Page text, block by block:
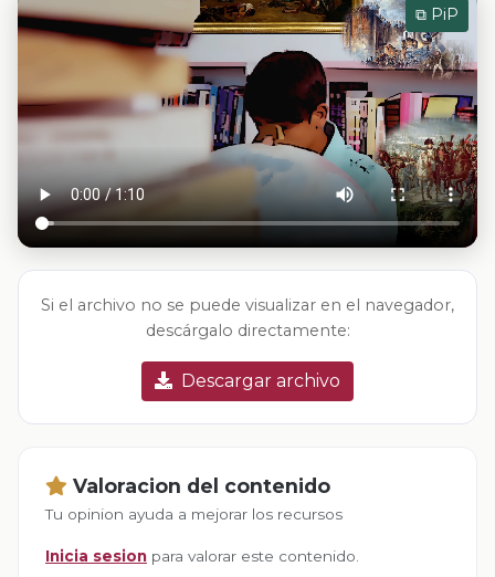
⧉ PiP
Si el archivo no se puede visualizar en el navegador,
descárgalo directamente:
Descargar archivo
Valoracion del contenido
Tu opinion ayuda a mejorar los recursos
Inicia sesion para valorar este contenido.